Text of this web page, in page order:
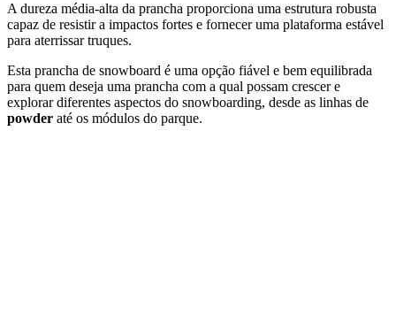
A dureza média-alta da prancha proporciona uma estrutura robusta
capaz de resistir a impactos fortes e fornecer uma plataforma estável
para aterrissar truques.
Esta prancha de snowboard é uma opção fiável e bem equilibrada
para quem deseja uma prancha com a qual possam crescer e
explorar diferentes aspectos do snowboarding, desde as linhas de
powder até os módulos do parque.